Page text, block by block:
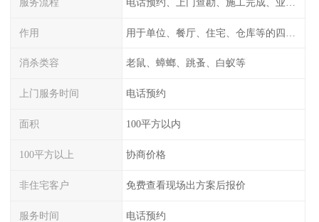
作用
消杀类容 老鼠、蟑螂、跳蚤、白蚁等
上门服务时间 电话预约
面积 100平方以内
100平方以上 协商价格
非住宅客户 免费查看现场出方案后报价
服务时间 电话预约